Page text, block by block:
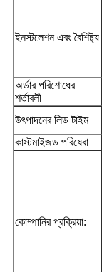
ইনস্টলেশন এবং বৈশিষ্ট্য
অর্ডার পরিশোধের
শর্তাবলী
উৎপাদনের লিড টাইম
কাস্টমাইজড পরিষেবা
কোম্পানির প্রক্রিয়া: